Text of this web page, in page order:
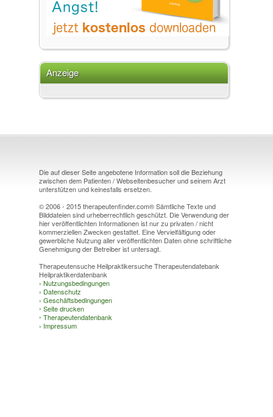
Anzeige
Die auf dieser Seite angebotene Information soll die Beziehung
zwischen dem Patienten / Webseitenbesucher und seinem Arzt
unterstützen und keinesfalls ersetzen.
© 2006 - 2015 therapeutenfinder.com® Sämtliche Texte und
Bilddateien sind urheberrechtlich geschützt. Die Verwendung der
hier veröffentlichten Informationen ist nur zu privaten / nicht
kommerziellen Zwecken gestattet. Eine Vervielfältigung oder
gewerbliche Nutzung aller veröffentlichten Daten ohne schriftliche
Genehmigung der Betreiber ist untersagt.
Therapeutensuche Heilpraktikersuche Therapeutendatebank
Heilpraktikerdatenbank
› Nutzungsbedingungen
› Datenschutz
› Geschäftsbedingungen
› Seite drucken
› Therapeutendatenbank
› Impressum